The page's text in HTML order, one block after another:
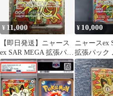
¥ 11,000
【即日発送】ニャース
ex SAR MEGA 拡張パッ
ク ムニキスゼロ
¥ 10,000
ニャースex
拡張パック
ロ 114/080